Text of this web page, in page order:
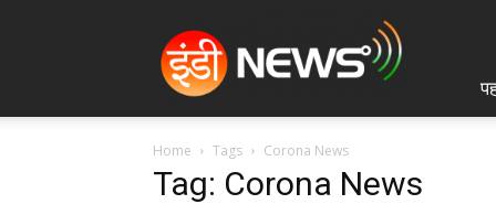
Home Tags Corona News
Tag: Corona News